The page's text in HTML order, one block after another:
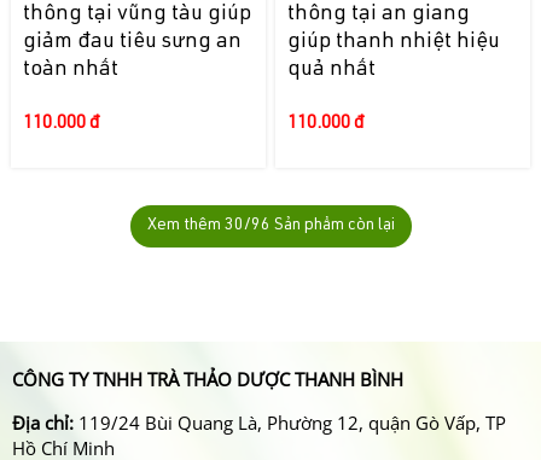
thông tại vũng tàu giúp
giảm đau tiêu sưng an
toàn nhất
110.000 đ
thông tại an giang
giúp thanh nhiệt hiệu
quả nhất
110.000 đ
Xem thêm 30/96 Sản phẩm còn lại
CÔNG TY TNHH TRÀ THẢO DƯỢC THANH BÌNH
Địa chỉ: 119/24 Bùi Quang Là, Phường 12, quận Gò Vấp, TP
Hồ Chí Minh